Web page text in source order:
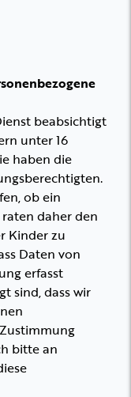
beabsichtigt
unter 16
haben die
ob ein
raten daher den
Kinder zu
Daten von
erfasst
sind, dass wir
bitte an